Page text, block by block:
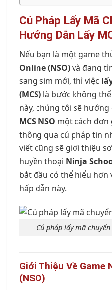
Cú Pháp Lấy Mã
Hướng Dẫn Lấy
Nếu bạn là một game
Online (NSO)và đang
sang sim mới, thì việc
(MCS) là bước không
này, chúng tôi sẽ
MCS NSO một cách đơn
thông qua cú pháp tin
viết cũng sẽ giới thiệu
huyền thoại Ninja
bắt đầu có thể hiểu hơn
hấp dẫn này.
Cú pháp lấy mã
Giới Thiệu Về Game
(NSO)